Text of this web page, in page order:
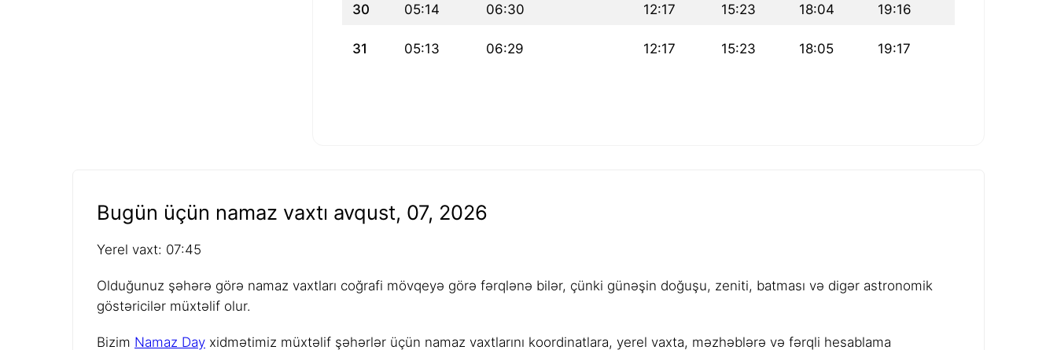
30 05:14 06:30 12:17 15:23 18:04 19:16
31 05:13 06:29 12:17 15:23 18:05 19:17
Bugün üçün namaz vaxtı avqust, 07, 2026
Yerel vaxt: 07:45
Olduğunuz şəhərə görə namaz vaxtları coğrafi mövqeyə görə fərqlənə bilər, çünki günəşin doğuşu, zeniti, batması və digər astronomik
göstəricilər müxtəlif olur.
Bizim Namaz Day xidmətimiz müxtəlif şəhərlər üçün namaz vaxtlarını koordinatlara, yerel vaxta, məzhəblərə və fərqli hesablama